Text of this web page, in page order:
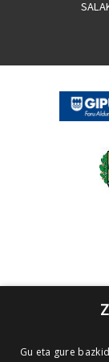
Gu eta gure